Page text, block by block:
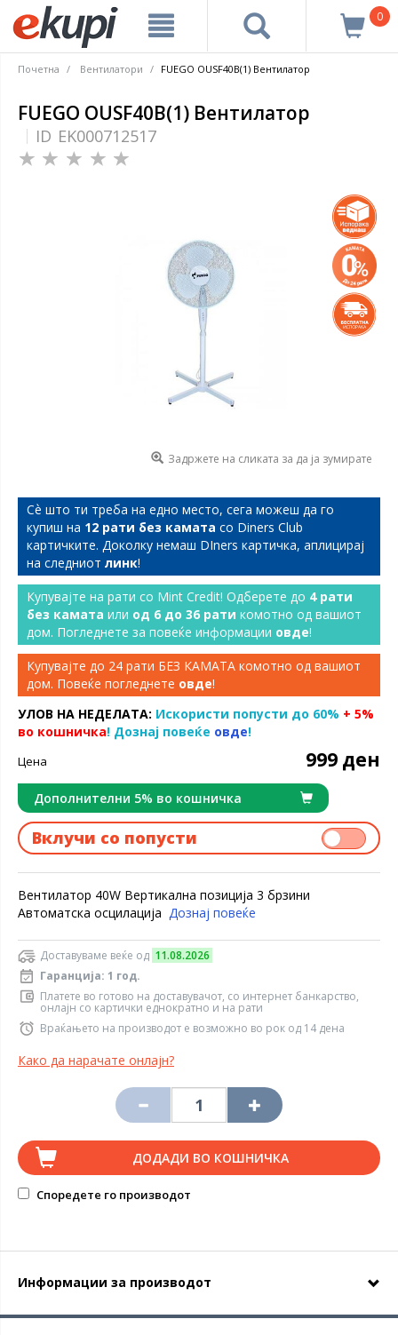
0
Почетна Вентилатори FUEGO OUSF40B(1) Вентилатор
FUEGO OUSF40B(1) Вентилатор
ID EK000712517
Задржете на сликата за да ја зумирате
Сѐ што ти треба на едно место, сега можеш да го
купиш на 12 рати без камата со Diners Club
картичките. Доколку немаш DIners картичка, аплицирај
на следниот линк!
Купувајте на рати со Mint Credit! Одберете до 4 рати
без камата или од 6 до 36 рати комотно од вашиот
дом. Погледнете за повеќе информации овде!
Купувајте до 24 рати БЕЗ КАМАТА комотно од вашиот
дом. Повеќе погледнете овде!
УЛОВ НА НЕДЕЛАТА: Искористи попусти до 60% + 5%
во кошничка! Дознај повеќе овде!
Цена 999 ден
Дополнителни 5% во кошничка
Вклучи со попусти
Вентилатор 40W Вертикална позиција 3 брзини
Автоматска осцилација Дознај повеќе
Доставуваме веќе од 11.08.2026
Гаранција: 1 год.
Платете во готово на доставувачот, со интернет банкарство,
онлајн со картички еднократно и на рати
Враќањето на производот е возможно во рок од 14 дена
Како да нарачате онлајн?
ДОДАДИ ВО КОШНИЧКА
Споредете го производот
Информации за производот